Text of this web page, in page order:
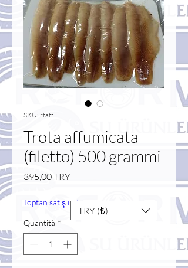
SKU: rfaff
Trota affumicata
(filetto) 500 grammi
395,00 TRYPrezzo
Toptan satış indirimi
Quantità *
TRY (₺)